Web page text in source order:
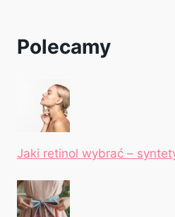
Polecamy
Jaki retinol wybrać –